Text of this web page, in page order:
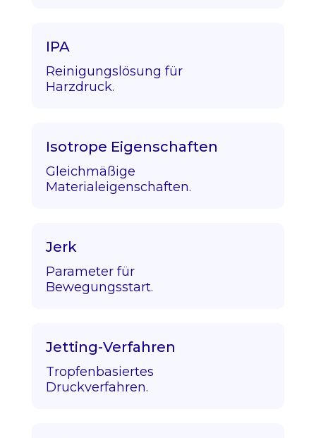
IPA
Reinigungslösung für
Harzdruck.
Isotrope Eigenschaften
Gleichmäßige
Materialeigenschaften.
Jerk
Parameter für
Bewegungsstart.
Jetting-Verfahren
Tropfenbasiertes
Druckverfahren.